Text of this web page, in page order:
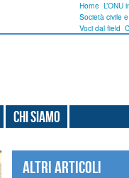
Home L’ONU
Società civile
Voci dal field
Chi Siamo
Altri articoli